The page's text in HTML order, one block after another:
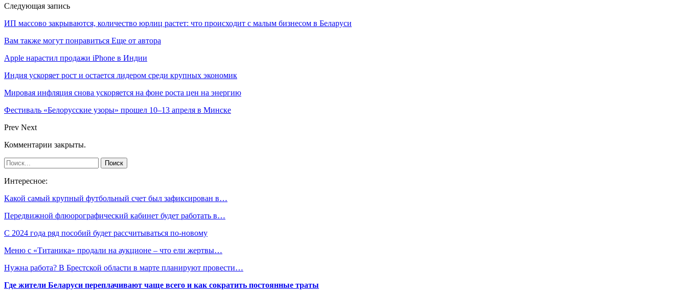
Следующая запись
ИП массово закрываются, количество юрлиц растет: что происходит с малым бизнесом в Беларуси
Вам также могут понравиться Еще от автора
Apple нарастил продажи iPhone в Индии
Индия ускоряет рост и остается лидером среди крупных экономик
Мировая инфляция снова ускоряется на фоне роста цен на энергию
Фестиваль «Белорусские узоры» прошел 10–13 апреля в Минске
Prev Next
Комментарии закрыты.
Интересное:
Какой самый крупный футбольный счет был зафиксирован в…
Передвижной флюорографический кабинет будет работать в…
С 2024 года ряд пособий будет рассчитываться по-новому
Меню с «Титаника» продали на аукционе – что ели жертвы…
Нужна работа? В Брестской области в марте планируют провести…
Где жители Беларуси переплачивают чаще всего и как сократить постоянные траты